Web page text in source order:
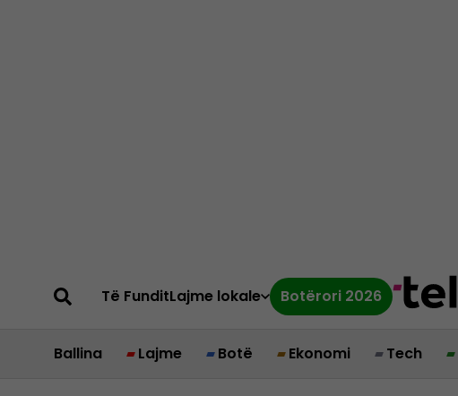
Të FunditLajme lokale Botërori 2026
Ballina Lajme Botë Ekonomi Tech